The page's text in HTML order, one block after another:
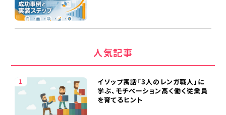
人気記事
イソップ寓話「3人のレンガ職人」に
学ぶ、モチベーション高く働く従業員
を育てるヒント